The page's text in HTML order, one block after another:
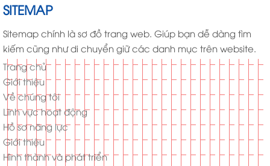
SITEMAP
Sitemap chính là sơ đồ trang web. Giúp bạn dễ dàng tìm
kiếm cũng như di chuyển giữ các danh mục trên website.
Trang chủ
Giới thiệu
Về chúng tôi
Lĩnh vực hoạt động
Hồ sơ năng lực
Giới thiệu
Hình thành và phát triển